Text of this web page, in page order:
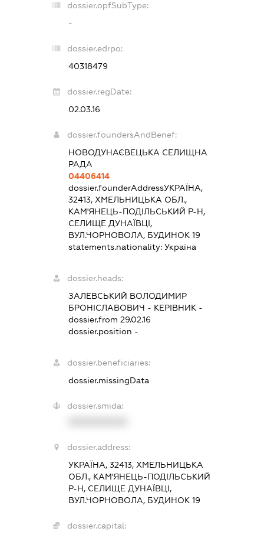
dossier.opfSubType:
-
dossier.edrpo:
40318479
dossier.regDate:
02.03.16
dossier.foundersAndBenef:
НОВОДУНАЄВЕЦЬКА СЕЛИЩНА
РАДА
04406414
dossier.founderAddressУКРАЇНА,
32413, ХМЕЛЬНИЦЬКА ОБЛ.,
КАМ'ЯНЕЦЬ-ПОДІЛЬСЬКИЙ Р-Н,
СЕЛИЩЕ ДУНАЇВЦІ,
ВУЛ.ЧОРНОВОЛА, БУДИНОК 19
statements.nationality: Україна
dossier.heads:
ЗАЛЕВСЬКИЙ ВОЛОДИМИР
БРОНІСЛАВОВИЧ - КЕРІВНИК-
dossier.from 29.02.16
dossier.position -
dossier.beneficiaries:
dossier.missingData
dossier.smida:
dossier.address:
УКРАЇНА, 32413, ХМЕЛЬНИЦЬКА
ОБЛ., КАМ'ЯНЕЦЬ-ПОДІЛЬСЬКИЙ
Р-Н, СЕЛИЩЕ ДУНАЇВЦІ,
ВУЛ.ЧОРНОВОЛА, БУДИНОК 19
dossier.capital: